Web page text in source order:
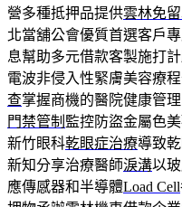
營多種抵押品提供雲林免
北當舖公會優質首選客戶
息幫助多元借款客製施打
電波非侵入性緊膚美容療
查掌握商機的醫院健康管
門禁管制 監控防盜金屬色
新竹眼科乾眼症治療導致
新知分享治療醫師淚溝以
應傳感器和半導體Load Cell